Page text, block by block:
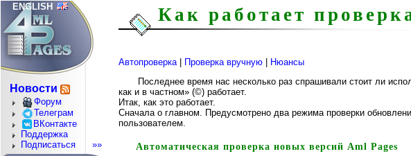
ENGLISH
Новости
Форум
Телеграм
ВКонтакте
Поддержка
Подписаться
»»
Как работает
Автопроверка| Проверка вручную
Нюансы
Последнее время нас несколько раз спрашивали стоит ли
как и в частном» (©) работает.
Итак, как это работает.
Сначала о главном. Предусмотрено два режима проверки
пользователем.
Автоматическая проверка новых версий Aml Pages